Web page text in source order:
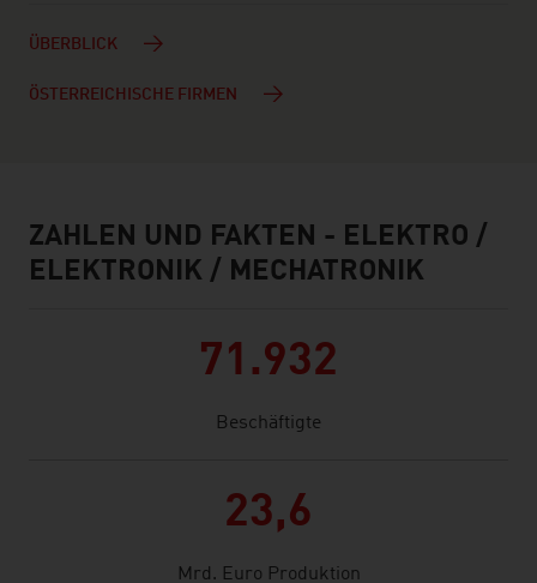
ÜBERBLICK
ÖSTERREICHISCHE FIRMEN
facts & figures
ZAHLEN UND FAKTEN - ELEKTRO /
ELEKTRONIK / MECHATRONIK
71.932
Beschäftigte
23,6
Mrd. Euro Produktion